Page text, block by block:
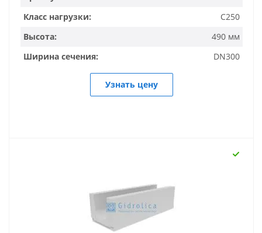
Класс нагрузки:
C250
Высота:
490 мм
Ширина сечения:
DN300
Узнать цену